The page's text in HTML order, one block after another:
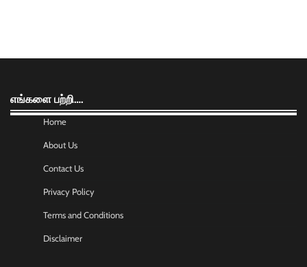
எங்களை பற்றி….
Home
About Us
Contact Us
Privacy Policy
Terms and Conditions
Disclaimer